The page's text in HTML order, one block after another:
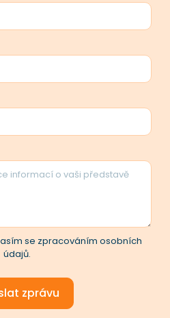
se zpracováním osobních
údajů.
zprávu